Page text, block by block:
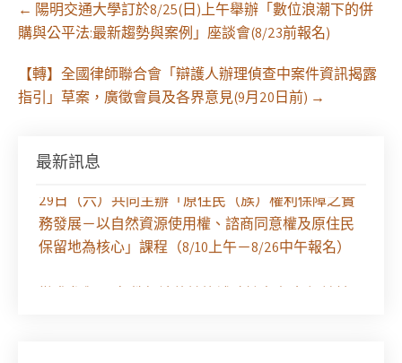
navigation
← 陽明交通大學訂於8/25(日)上午舉辦「數位浪潮下的併
購與公平法:最新趨勢與案例」座談會(8/23前報名)
【轉】全國律師聯合會「辯護人辦理偵查中案件資訊揭露
指引」草案，廣徵會員及各界意見(9月20日前) →
最新訊息
【課程報名】全律會與台北律師公會等單位定於8月
29日（六）共同主辦「原住民（族）權利保障之實
務發展－以自然資源使用權、諮商同意權及原住民
保留地為核心」課程（8/10上午－8/26中午報名）
徵求參與115年教師法律諮詢補助計畫人才庫(請於